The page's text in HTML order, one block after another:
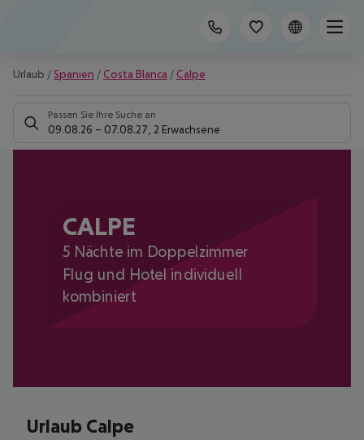
Urlaub / Spanien / Costa Blanca / Calpe
Passen Sie Ihre Suche an
09.08.26 – 07.08.27 2 Erwachsene
CALPE
5 Nächte im Doppelzimmer
Flug und Hotel individuell
kombiniert
Urlaub Calpe